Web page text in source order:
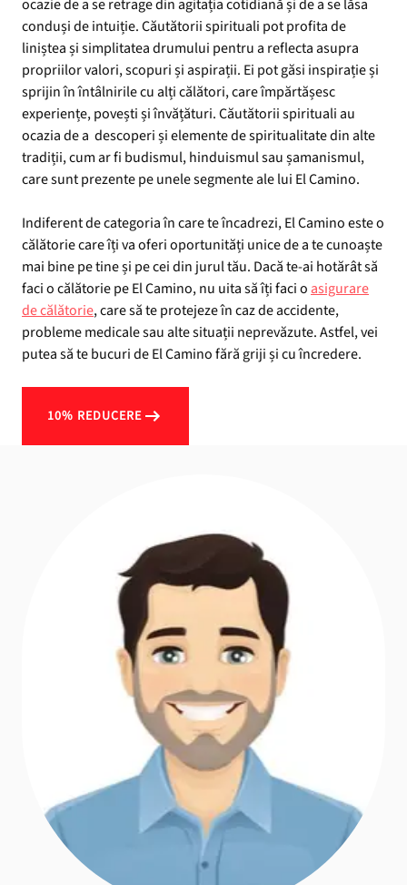
ocazie de a se retrage din agitația cotidiană și de a se lăsa
conduși de intuiție. Căutătorii spirituali pot profita de
liniștea și simplitatea drumului pentru a reflecta asupra
propriilor valori, scopuri și aspirații. Ei pot găsi inspirație și
sprijin în întâlnirile cu alți călători, care împărtășesc
experiențe, povești și învățături. Căutătorii spirituali au
ocazia de a descoperi și elemente de spiritualitate din alte
tradiții, cum ar fi budismul, hinduismul sau șamanismul,
care sunt prezente pe unele segmente ale lui El Camino.
Indiferent de categoria în care te încadrezi, El Camino este o
călătorie care îți va oferi oportunități unice de a te cunoaște
mai bine pe tine și pe cei din jurul tău. Dacă te-ai hotărât să
faci o călătorie pe El Camino, nu uita să îți faci oasigurare
de călătorie, care să te protejeze în caz de accidente,
probleme medicale sau alte situații neprevăzute. Astfel, vei
putea să te bucuri de El Camino fără griji și cu încredere.
10% REDUCERE